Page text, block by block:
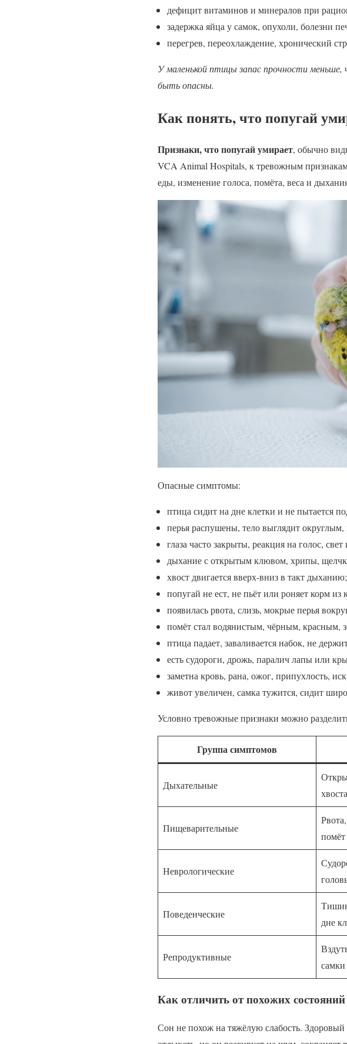
дефицит витаминов и минералов при
задержка яйца у самок, опухоли, болезни
перегрев, переохлаждение, хронический
У маленькой птицы запас прочности
быть опасны.
Как понять, что попугай
Признаки, что попугай умирает, обычно
VCA Animal Hospitals, к тревожным признакам
еды, изменение голоса, помёта, веса и
Опасные симптомы:
птица сидит на дне клетки и не пытается
перья распушены, тело выглядит округлым,
глаза часто закрыты, реакция на голос,
дыхание с открытым клювом, хрипы,
хвост двигается вверх-вниз в такт дыханию;
попугай не ест, не пьёт или роняет корм из
появилась рвота, слизь, мокрые перья
помёт стал водянистым, чёрным, красным,
птица падает, заваливается набок, не
есть судороги, дрожь, паралич лапы или
заметна кровь, рана, ожог, припухлость,
живот увеличен, самка тужится, сидит
Условно тревожные признаки можно
Группа симптомов
Дыхательные
Пищеварительные
помёт
Неврологические
Поведенческие
дне
Репродуктивные
самки
Как отличить от похожих состояний
Сон не похож на тяжёлую слабость.